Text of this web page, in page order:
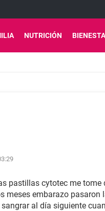
NUTRICIÓN
pastillas cytotec me tome
meses embarazo pasaron
al día siguiente